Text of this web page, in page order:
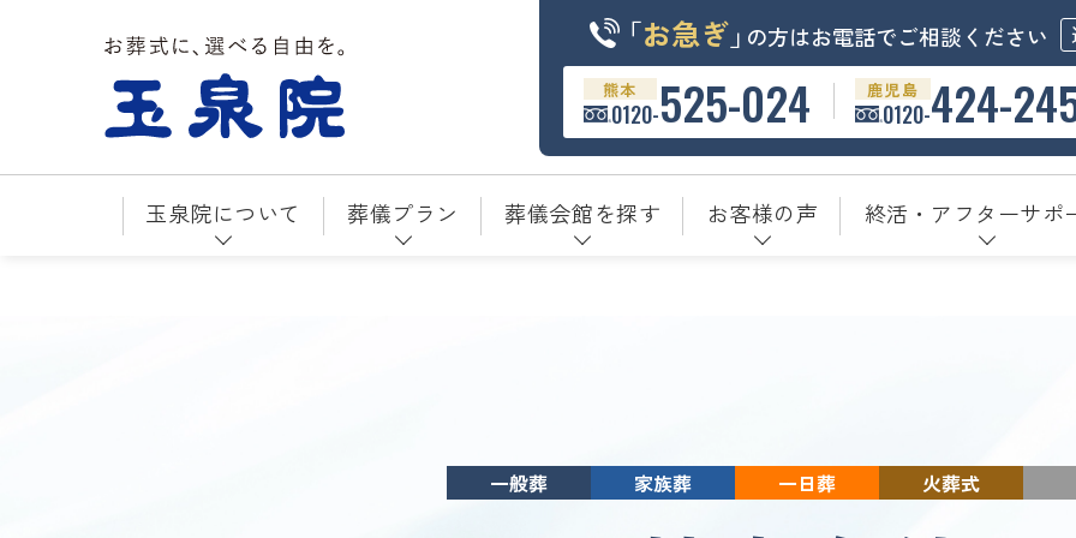
お葬式に、選べる自由を。玉泉院
「お急ぎ」 の方はお電話でご相談ください
熊本
0120-525-024 鹿児島
0120-424-
玉泉院について 葬儀プラン 葬儀会館を探す お客様の声 終活・アフターサポ
一般葬 家族葬 一日葬 火葬式